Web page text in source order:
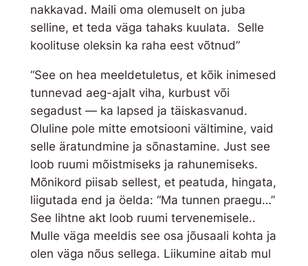
nakkavad. Maili oma olemuselt on juba
selline, et teda väga tahaks kuulata. Selle
koolituse oleksin ka raha eest võtnud”
“See on hea meeldetuletus, et kõik inimesed
tunnevad aeg-ajalt viha, kurbust või
segadust — ka lapsed ja täiskasvanud.
Oluline pole mitte emotsiooni vältimine, vaid
selle äratundmine ja sõnastamine. Just see
loob ruumi mõistmiseks ja rahunemiseks.
Mõnikord piisab sellest, et peatuda, hingata,
liigutada end ja öelda: “Ma tunnen praegu…”
See lihtne akt loob ruumi tervenemisele..
Mulle väga meeldis see osa jõusaali kohta ja
olen väga nõus sellega. Liikumine aitab mul